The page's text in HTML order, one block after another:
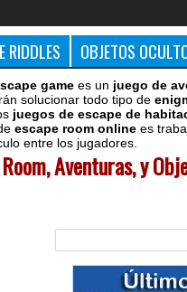
RIDDLES OBJETOS
game es un juego de
solucionar todo tipo de
juegos de escape de
escape room online es
entre los jugadores.
Aventuras, y